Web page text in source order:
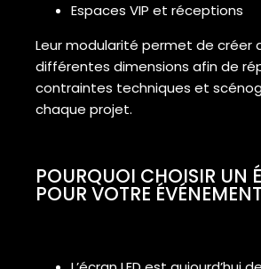
Espaces VIP et réceptions
Leur modularité permet de créer
différentes dimensions afin de
contraintes techniques et
chaque projet.
POURQUOI CHOISIR UN
POUR VOTRE